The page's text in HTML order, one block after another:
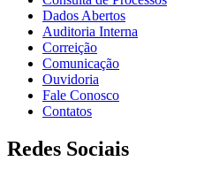
Dados Abertos
Auditoria Interna
Correição
Comunicação
Ouvidoria
Fale Conosco
Contatos
Redes Sociais